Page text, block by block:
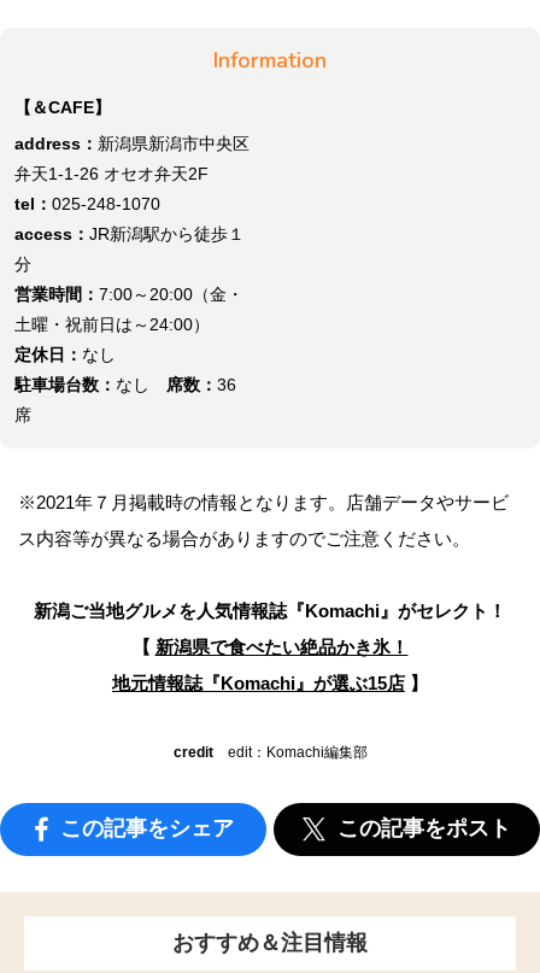
Information
【＆CAFE】
address： 新潟県新潟市中央区
弁天1-1-26 オセオ弁天2F
tel： 025-248-1070
access： JR新潟駅から徒歩１
分
営業時間： 7:00～20:00（金・
土曜・祝前日は～24:00）
定休日： なし
駐車場台数： なし 席数： 36
席
※2021年７月掲載時の情報となります。店舗データやサービ
ス内容等が異なる場合がありますのでご注意ください。
新潟ご当地グルメを人気情報誌 『Komachi』がセレクト！
【 新潟県で食べたい絶品かき氷！
地元情報誌『Komachi』が選ぶ15店 】
creditedit：Komachi編集部
この記事をシェア この記事をポスト
おすすめ＆注目情報